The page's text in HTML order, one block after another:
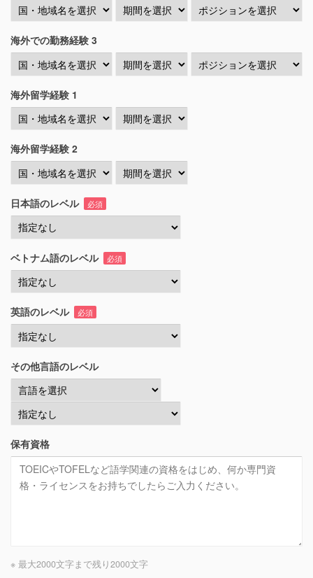
海外での勤務経験 3
海外留学経験 1
海外留学経験 2
日本語のレベル 必須
ベトナム語のレベル 必須
英語のレベル 必須
その他言語のレベル
保有資格
※ 最大2000文字まで残り2000文字